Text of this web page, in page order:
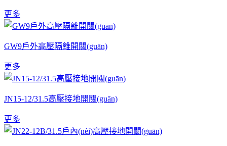
更多
GW9戶外高壓隔離開關(guān)
更多
JN15-12/31.5高壓接地開關(guān)
更多